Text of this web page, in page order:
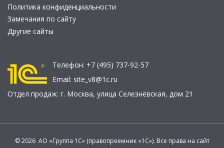
Политика конфиденциальности
Замечания по сайту
Другие сайты
Телефон: +7 (495) 737-92-57
Email: site_v8@1c.ru
Отдел продаж: г. Москва, улица Селезнёвская, дом 21
© 2026 АО «Группа 1С» (правопреемник «1С»). Все права на сайт